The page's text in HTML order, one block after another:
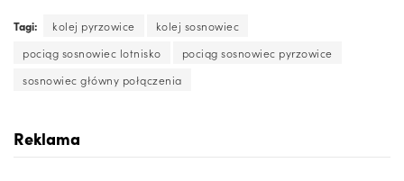
Tagi: kolej pyrzowice
kolej sosnowiec
pociąg sosnowiec lotnisko
pociąg sosnowiec pyrzowice
sosnowiec główny połączenia
Reklama